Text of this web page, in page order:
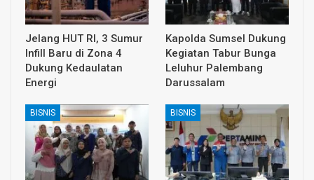
Jelang HUT RI, 3 Sumur
Infill Baru di Zona 4
Dukung Kedaulatan
Energi
Kapolda Sumsel Dukung
Kegiatan Tabur Bunga
Leluhur Palembang
Darussalam
BISNIS BISNIS